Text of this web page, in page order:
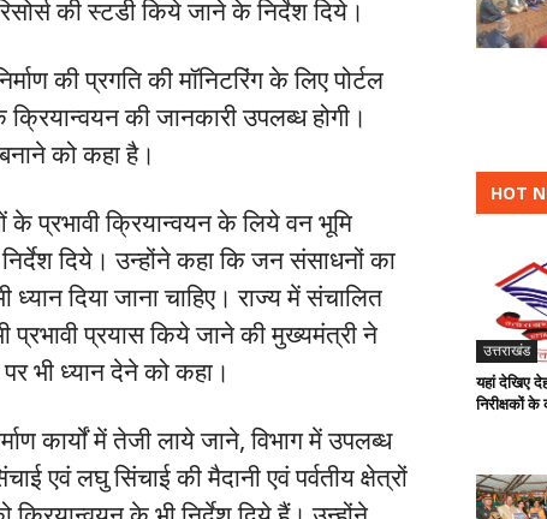
की स्टडी किये जाने के निर्देश दिये।
की प्रगति की मॉनिटरिंग के लिए पोर्टल
की जानकारी उपलब्ध होगी।
को कहा है।
के प्रभावी क्रियान्वयन के लिये वन भूमि
दिये। उन्होंने कहा कि जन संसाधनों का
दिया जाना चाहिए। राज्य में संचालित
प्रयास किये जाने की मुख्यमंत्री ने
भी ध्यान देने को कहा।
कार्यों में तेजी लाये जाने, विभाग में उपलब्ध
एवं लघु सिंचाई की मैदानी एवं पर्वतीय क्षेत्रों
HOT
उत्तराखंड
यहां देखिए
निरीक्षकों